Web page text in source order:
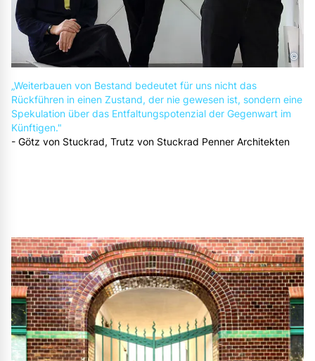
„Weiterbauen von Bestand bedeutet für uns nicht das
Rückführen in einen Zustand, der nie gewesen ist, sondern eine
Spekulation über das Entfaltungspotenzial der Gegenwart im
Künftigen."
- Götz von Stuckrad, Trutz von Stuckrad Penner Architekten
©